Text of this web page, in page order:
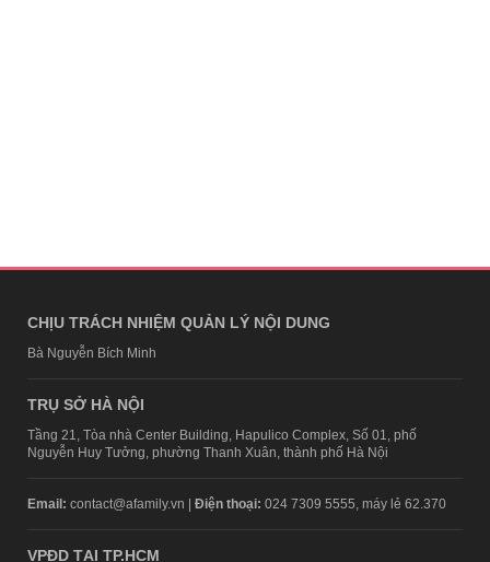
CHỊU TRÁCH NHIỆM QUẢN LÝ NỘI DUNG
Bà Nguyễn Bích Minh
TRỤ SỞ HÀ NỘI
Tầng 21, Tòa nhà Center Building, Hapulico Complex, Số 01, phố
Nguyễn Huy Tưởng, phường Thanh Xuân, thành phố Hà Nội
Email: contact@afamily.vn | Điện thoại: 024 7309 5555, máy lẻ 62.370
VPĐD TẠI TP.HCM